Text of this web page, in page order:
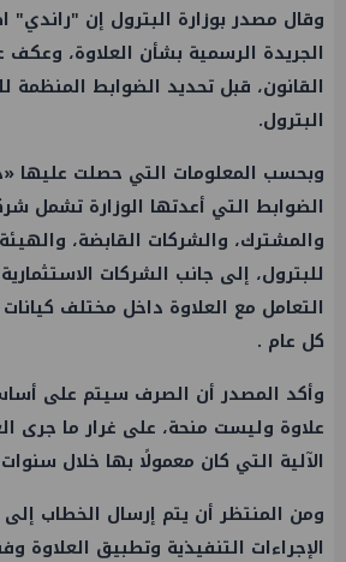
وقال مصدر بوزارة البترول إن
الجريدة الرسمية بشأن العلاوة،
القانون، قبل تحديد الضوابط
البترول.
وبحسب المعلومات التي حصلت عليها
الضوابط التي أعدتها الوزارة تشمل
والمشترك، والشركات القابضة،
للبترول، إلى جانب الشركات
التعامل مع العلاوة داخل مختلف
كل عام .
وأكد المصدر أن الصرف سيتم على أساس
علاوة وليست منحة، على غرار ما جرى
الآلية التي كان معمولًا بها خلال
ومن المنتظر أن يتم إرسال الخطاب إلى
الإجراءات التنفيذية وتطبيق العلاوة